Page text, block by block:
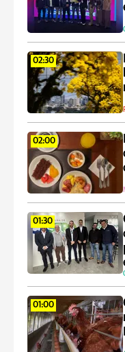
02:30
02:00
01:30
01:00